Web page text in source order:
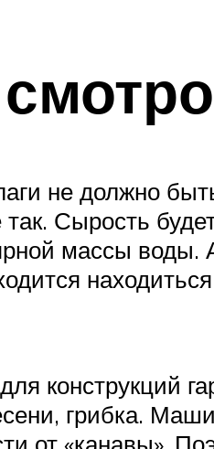
не должно
Сырость
массы воды.
конструкций
грибка.
от «канавы».